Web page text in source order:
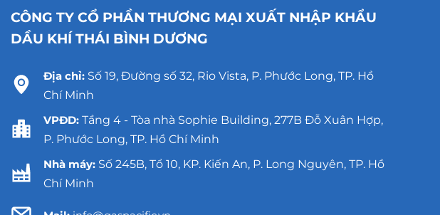
CÔNG TY CỔ PHẦN THƯƠNG MẠI XUẤT NHẬP KHẨU
DẦU KHÍ THÁI BÌNH DƯƠNG
Địa chỉ: Số 19, Đường số 32, Rio Vista, P. Phước Long, TP. Hồ
Chí Minh
VPĐD: Tầng 4 - Tòa nhà Sophie Building, 277B Đỗ Xuân Hợp,
P. Phước Long, TP. Hồ Chí Minh
Nhà máy: Số 245B, Tổ 10, KP. Kiến An, P. Long Nguyên, TP. Hồ
Chí Minh